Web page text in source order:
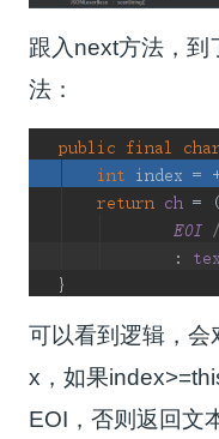
跟入next方法，
法：
可以看到逻辑，
x，如果
EOI，否则返回文